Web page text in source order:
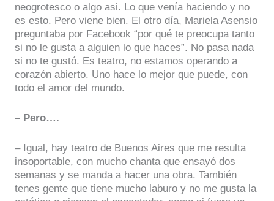
neogrotesco o algo asi. Lo que venía haciendo y no
es esto. Pero viene bien. El otro día, Mariela Asensio
preguntaba por Facebook “por qué te preocupa tanto
si no le gusta a alguien lo que haces”. No pasa nada
si no te gustó. Es teatro, no estamos operando a
corazón abierto. Uno hace lo mejor que puede, con
todo el amor del mundo.
– Pero….
– Igual, hay teatro de Buenos Aires que me resulta
insoportable, con mucho chanta que ensayó dos
semanas y se manda a hacer una obra. También
tenes gente que tiene mucho laburo y no me gusta la